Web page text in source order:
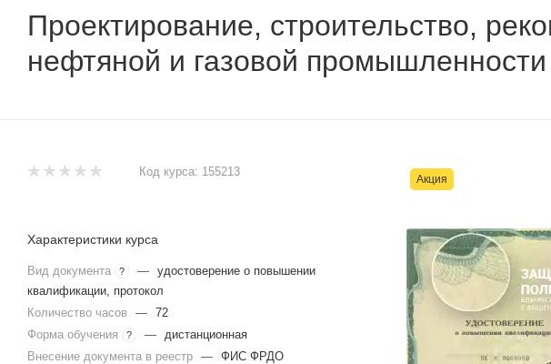
Проектирование, строительство,
нефтяной и газовой
Акция
Код курса: 155213
Характеристики курса
Вид документа ? — удостоверение о повышении
квалификации, протокол
Количество часов
— 72
Форма обучения
? —
дистанционная
Внесение документа в реестр — ФИС ФРДО